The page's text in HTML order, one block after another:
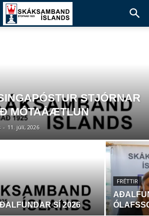
STJÓRNAR
MÓTAÁÆTLUN
- 11. júlí, 2026
SÍ 2026
FRÉTTIR